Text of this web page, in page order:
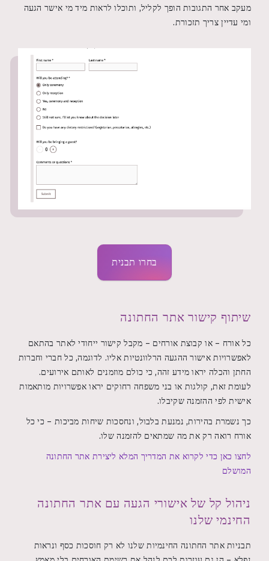
מעקב אחר התגובות הופך לקליל, ותוכלו לראות מיד מי אישר הגעה
ומי עדיין צריך תזכורת.
בחרו תבנית
שיתוף קישור אתר החתונה
כל אורח – או קבוצת אורחים – מקבל קישור ייחודי לאתר בהתאם
לאפשרויות אישור ההגעה הרלוונטיות אליו. לדוגמה, כל חברי וחברות
החתן והכלה יראו מידע זהה, כי כולם מוזמנים לאותם אירועים.
לעומת זאת, קולגות או בני משפחה רחוקים יראו אפשרויות מותאמות
אישית לפי ההזמנה שקיבלו.
כך נשמרת בהירות, נמנעת בלבול, ונחסכות שיחות מביכות – כי כל
אורח רואה רק את מה שמתאים להזמנה שלו.
לחצו כאן כדי לקרוא את המדריך המלא ליצירת אתר החתונה
המושלם
ניהול קל של אישורי הגעה עם אתר החתונה
החינמי שלנו
תבניות אתר החתונה החינמיות שלנו לא רק חוסכות כסף ונראות